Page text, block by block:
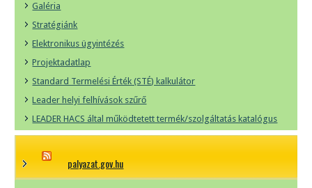
Galéria
Stratégiánk
Elektronikus ügyintézés
Projektadatlap
Standard Termelési Érték (STÉ) kalkulátor
Leader helyi felhívások szűrő
LEADER HACS által működtetett termék/szolgáltatás katalógus
palyazat.gov.hu